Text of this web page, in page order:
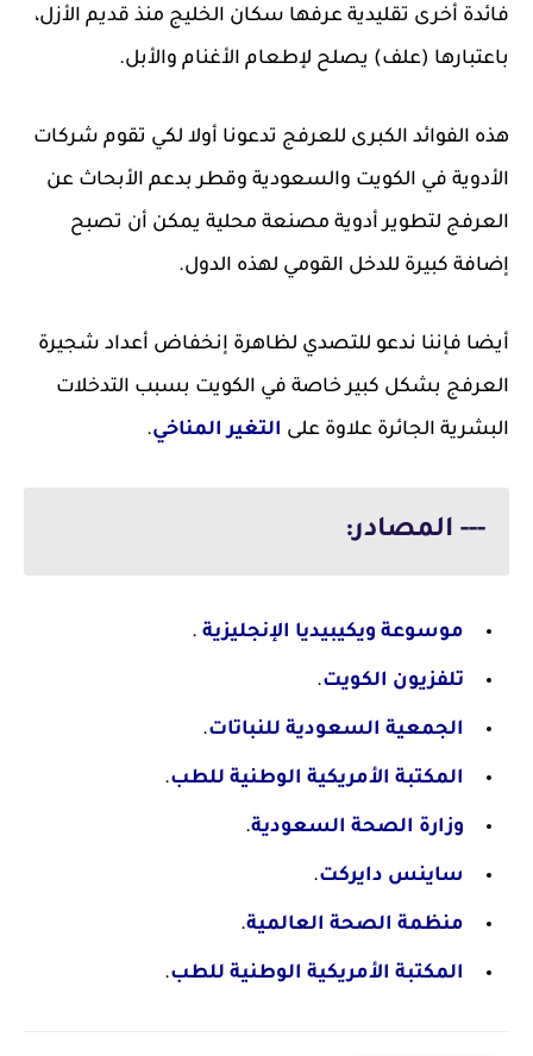
فائدة أخرى تقليدية عرفها سكان الخليج منذ قديم الأزل،
باعتبارها (علف) يصلح لإطعام الأغنام والأبل.
هذه الفوائد الكبرى للعرفج تدعونا أولا لكي تقوم شركات
الأدوية في الكويت والسعودية وقطر بدعم الأبحاث عن
العرفج لتطوير أدوية مصنعة محلية يمكن أن تصبح
إضافة كبيرة للدخل القومي لهذه الدول.
أيضا فإننا ندعو للتصدي لظاهرة إنخفاض أعداد شجيرة
العرفج بشكل كبير خاصة في الكويت بسبب التدخلات
البشرية الجائرة علاوة على التغير المناخي.
--- المصادر:
موسوعة ويكيبيديا الإنجليزية .
تلفزيون الكويت.
الجمعية السعودية للنباتات.
المكتبة الأمريكية الوطنية للطب.
وزارة الصحة السعودية.
ساينس دايركت.
منظمة الصحة العالمية.
المكتبة الأمريكية الوطنية للطب.